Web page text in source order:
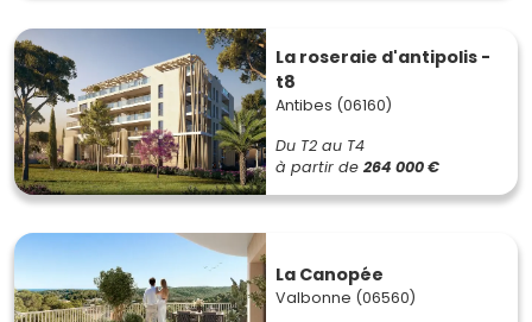
La roseraie d'antipolis -
t8
Antibes (06160)
Du T2 au T4
à partir de 264 000 €
La Canopée
Valbonne (06560)